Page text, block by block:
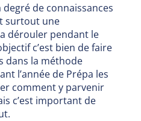
de connaissances
surtout une
dérouler pendant le
c’est bien de faire
dans la méthode
l’année de Prépa les
comment y parvenir
c’est important de